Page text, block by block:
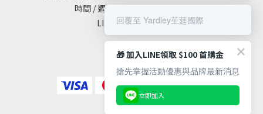
時間 / 週一至週五 10:00 - 18:00
LINE@ / @yardley
回覆至 Yardley苼莛國際
🎁 加入LINE領取 $100 首購金
搶先掌握活動優惠與品牌最新消息
立即加入